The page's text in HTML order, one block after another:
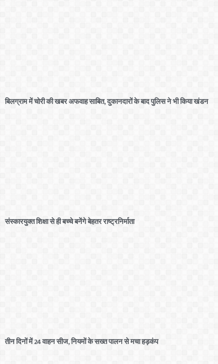
बिलग्राम में चोरी की खबर अफवाह साबित, दुकानदारों के बाद पुलिस ने भी किया खंडन
संस्कारयुक्त शिक्षा से ही बच्चे बनेंगे बेहतर राष्ट्रनिर्माता
तीन दिनों में 24 वाहन सीज, नियमों के सख्त पालन से मचा हड़कंप